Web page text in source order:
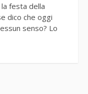
festa della
dico che oggi
senso? Lo